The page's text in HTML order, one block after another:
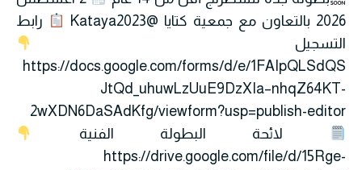
2026 بالتعاون مع جمعية كتايا @Kataya2023
رابط
التسجيل
https://docs.google.com/forms/d/e/1FAIpQLSdQS
JtQd_uhuwLzUuE9DzXIa–nhqZ64KT-
2wXDN6DaSAdKfg/viewform?usp=publish-editor
لائحة البطولة الفنية
https://drive.google.com/file/d/15Rge-